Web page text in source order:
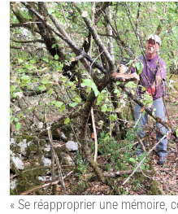
« Se réapproprier une mémoire,